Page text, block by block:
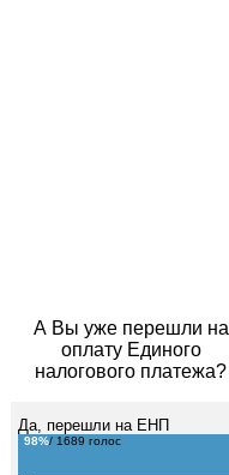
А Вы уже перешли на
оплату Единого
налогового платежа?
Да, перешли на ЕНП
98%/ 1689 голос